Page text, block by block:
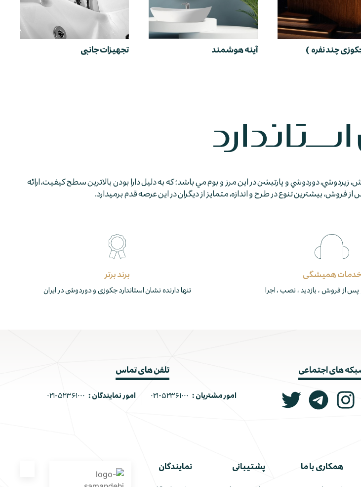
چند نفره ) آینه هوشمند تجهیزات جانبی
زيردوشي، دوردوشي و پارتيشن در اين مرز و بوم مي باشد؛ كه به دليل دارا بودن بالاترين سطح كيفيت، ارائه
بيشترين تنوع در طرح و اندازه، متمايز از ديگران در اين عرصه قدم برمي­دارد.
خدمات همیشگی
از فروش ، بازدید ، نصب ، اجرا
برند برتر
تنها دارنده نشان استاندارد جکوزی و دوردوشی در ایران
های اجتماعی تلفن های تماس
امور مشتریان : ۰۲۱-۵۲۳۶۱۰۰۰ امور نمایندگان : ۰۲۱-۵۲۳۶۱۰۰۰
همکاری با ما پشتیبانی نمایندگان